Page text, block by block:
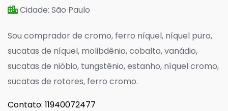
Cidade: São Paulo
Sou comprador de cromo, ferro níquel, níquel puro,
sucatas de níquel, molibdênio, cobalto, vanádio,
sucatas de nióbio, tungstênio, estanho, níquel cromo,
sucatas de rotores, ferro cromo.
Contato: 11940072477